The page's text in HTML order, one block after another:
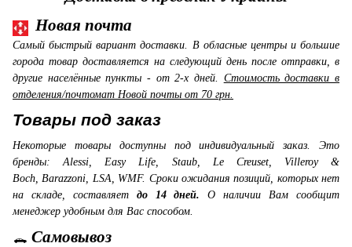
Новая почта
Самый быстрый вариант доставки. В обласные центры и большие
города товар доставляется на следующий день после отправки, в
другие населённые пункты - от 2-х дней. Стоимость доставки в
отделения/почтомат Новой почты от 70 грн.
Товары под заказ
Некоторые товары доступны под индивидуальный заказ. Это
бренды: Alessi, Easy Life, Staub, Le Creuset, Villeroy &
Boch, Barazzoni, LSA, WMF. Сроки ожидания позиций, которых нет
на складе, составляетдо 14 дней. О наличии Вам сообщит
менеджер удобным для Вас способом.
Самовывоз